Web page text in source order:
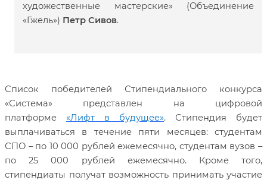
художественные мастерские» (Объединение
«Гжель») Петр Сивов.
Список победителей Стипендиального конкурса
«Система» представлен на цифровой
платформе «Лифт в будущее». Стипендия будет
выплачиваться в течение пяти месяцев: студентам
СПО – по 10 000 рублей ежемесячно, студентам вузов –
по 25 000 рублей ежемесячно. Кроме того,
стипендиаты получат возможность принимать участие